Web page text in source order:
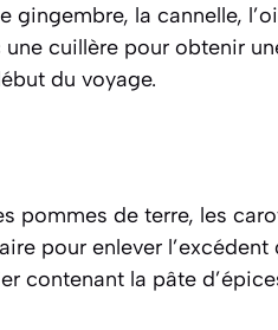
gingembre, la cannelle,
cuillère pour obtenir
du voyage.
pommes de terre, les
pour enlever
contenant la pâte